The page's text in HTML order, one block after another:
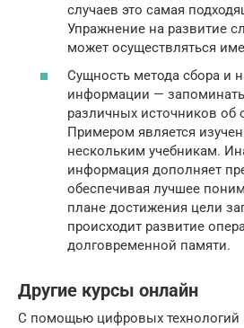
случаев это самая
Упражнение на развитие
может осуществляться
Сущность метода сбора и
информации —
различных источников об
Примером является
нескольким учебникам.
информация дополняет
обеспечивая лучшее
плане достижения цели
происходит развитие
долговременной памяти.
Другие курсы онлайн
С помощью цифровых